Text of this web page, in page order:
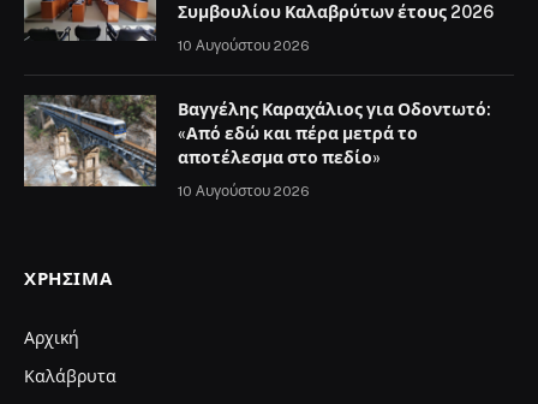
Συμβουλίου Καλαβρύτων έτους 2026
10 Αυγούστου 2026
Βαγγέλης Καραχάλιος για Οδοντωτό:
«Από εδώ και πέρα μετρά το
αποτέλεσμα στο πεδίο»
10 Αυγούστου 2026
ΧΡΉΣΙΜΑ
Αρχική
Καλάβρυτα